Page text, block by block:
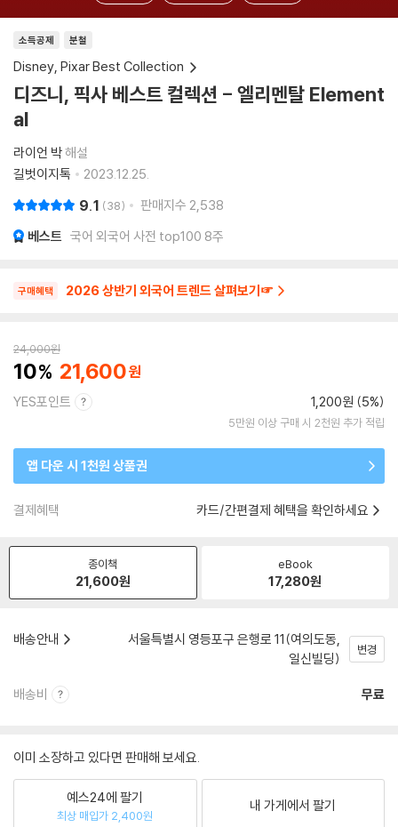
소득공제 분철
Disney, Pixar Best Collection
디즈니, 픽사 베스트 컬렉션 - 엘리멘탈 Element
al
라이언 박해설
길벗이지톡
2023.12.25.
9.1 38 판매지수 2,538
베스트 국어 외국어 사전 top100 8주
구매혜택 2026 상반기 외국어 트렌드 살펴보기☞
24,000원
10 21,600
YES포인트 1,200원 (5%)
5만원 이상 구매 시 2천원 추가 적립
앱 다운 시 1천원 상품권
결제혜택 카드/간편결제 혜택을 확인하세요
종이책
21,600원
eBook
17,280원
배송안내
서울특별시 영등포구 은행로 11(여의도동,
일신빌딩)
변경
배송비 무료
이미 소장하고 있다면 판매해 보세요.
예스24에 팔기
최상 매입가 2,400원
내 가게에서 팔기